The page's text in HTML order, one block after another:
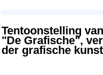
Tentoonstelling
"De Grafische",
der grafische kunst